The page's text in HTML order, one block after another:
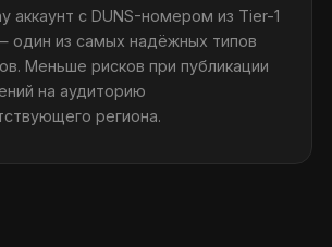
аккаунт с DUNS-номером из Tier-1
один из самых надёжных типов
Меньше рисков при публикации
на аудиторию
региона.